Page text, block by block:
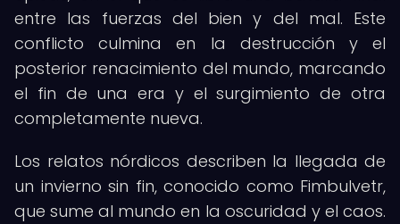
entre las fuerzas del bien y del mal. Este
conflicto culmina en la destrucción y el
posterior renacimiento del mundo, marcando
el fin de una era y el surgimiento de otra
completamente nueva.
Los relatos nórdicos describen la llegada de
un invierno sin fin, conocido como Fimbulvetr,
que sume al mundo en la oscuridad y el caos.